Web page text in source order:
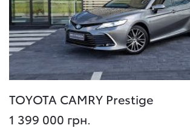
TOYOTA CAMRY Prestige
1 399 000 грн.